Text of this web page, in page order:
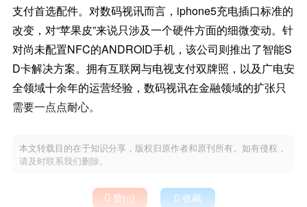
支付首选配件。对数码视讯而言，iphone5充电插口标准的
改变，对“苹果皮”来说只涉及一个硬件方面的细微变动。针
对尚未配置NFC的ANDROID手机，该公司则推出了智能S
D卡解决方案。拥有互联网与电视支付双牌照，以及广电安
全领域十余年的运营经验，数码视讯在金融领域的扩张只
需要一点点耐心。
本文转载目的在于知识分享，版权归原作者和原刊所有。如有侵权，
请及时联系我们删除。
 赞()  收藏